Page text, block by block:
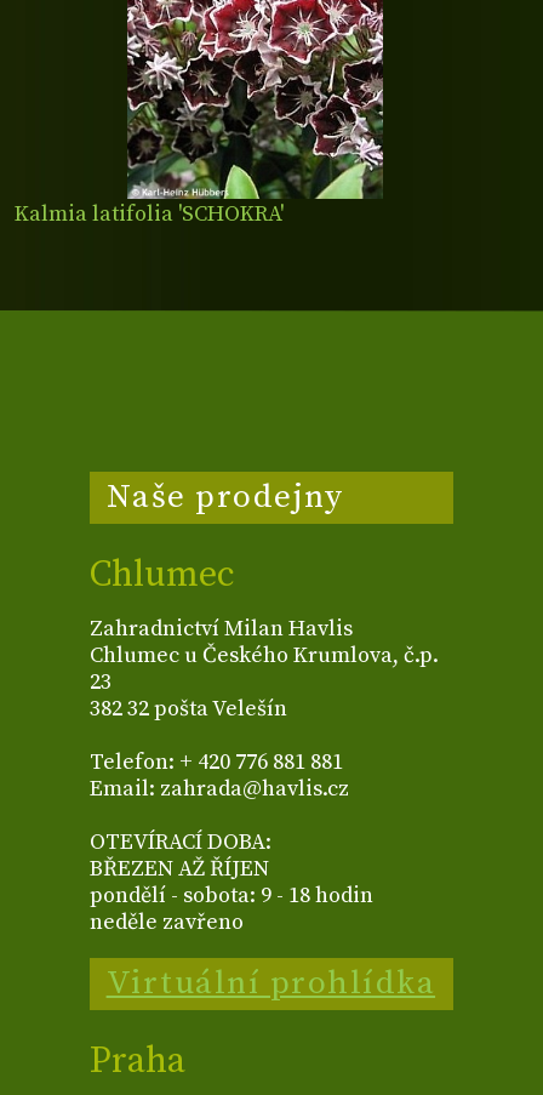
Kalmia latifolia 'SCHOKRA'
Naše prodejny
Chlumec
Zahradnictví Milan Havlis
Chlumec u Českého Krumlova, č.p.
23
382 32 pošta Velešín
Telefon: + 420 776 881 881
Email: zahrada@havlis.cz
OTEVÍRACÍ DOBA:
BŘEZEN AŽ ŘÍJEN
pondělí - sobota: 9 - 18 hodin
neděle zavřeno
Virtuální prohlídka
Praha